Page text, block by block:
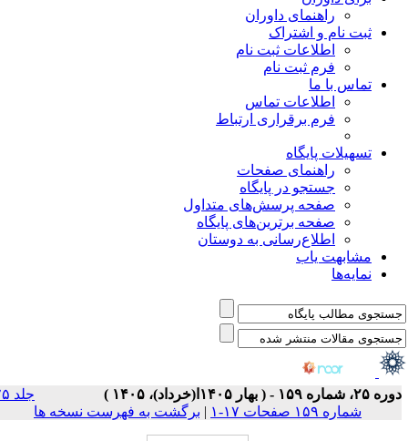
جلد ۲۵
فهرست نسخه ها